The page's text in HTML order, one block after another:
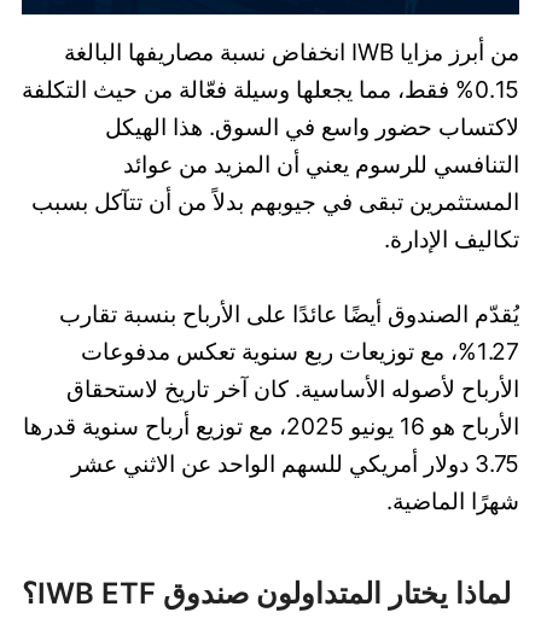
من أبرز مزايا IWB انخفاض نسبة مصاريفها البالغة
0.15% فقط، مما يجعلها وسيلة فعّالة من حيث التكلفة
لاكتساب حضور واسع في السوق. هذا الهيكل
التنافسي للرسوم يعني أن المزيد من عوائد
المستثمرين تبقى في جيوبهم بدلاً من أن تتآكل بسبب
تكاليف الإدارة.
يُقدّم الصندوق أيضًا عائدًا على الأرباح بنسبة تقارب
1.27%، مع توزيعات ربع سنوية تعكس مدفوعات
الأرباح لأصوله الأساسية. كان آخر تاريخ لاستحقاق
الأرباح هو 16 يونيو 2025، مع توزيع أرباح سنوية قدرها
3.75 دولار أمريكي للسهم الواحد عن الاثني عشر
شهرًا الماضية.
لماذا يختار المتداولون صندوق IWB ETF؟